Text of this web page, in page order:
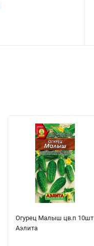
Огурец Малыш цв.п 10шт
Аэлита